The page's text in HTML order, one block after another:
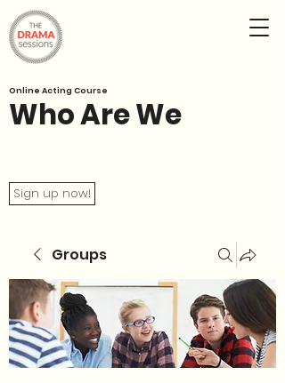
Who Are We
Online Acting Course
Sign up now!
Groups